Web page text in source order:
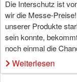
Die Interschutz ist
wir die Messe-
unserer Produkte
sein konnte,
noch einmal die
Weiterlesen